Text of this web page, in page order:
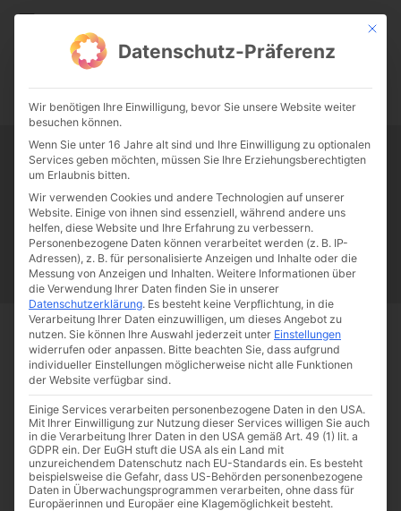
CATHWALK.DE
0:00 -:--
Tag:Konrad Graf von Preysing
Papst Franziskus Ehe Sex Liebe Familie
Katholizismus
Franziskus
50 Jahre Humanae vitae Katholische Kirche
Pius XII. und die Shoah
(2/2)
Start Schlagworte Konrad Graf von Preysing
Mit
Datenschutz-Präferenz
Wir benötigen Ihre Einwilligung, bevor Sie unsere Website weiter
besuchen können.
Wenn Sie unter 16 Jahre alt sind und Ihre Einwilligung zu optionalen
Services geben möchten, müssen Sie Ihre Erziehungsberechtigten
um Erlaubnis bitten.
Wir verwenden Cookies und andere Technologien auf unserer
Website. Einige von ihnen sind essenziell, während andere uns
helfen, diese Website und Ihre Erfahrung zu verbessern.
Personenbezogene Daten können verarbeitet werden (z. B. IP-
Adressen), z. B. für personalisierte Anzeigen und Inhalte oder die
Messung von Anzeigen und Inhalten. Weitere Informationen über
die Verwendung Ihrer Daten finden Sie in unserer
Datenschutzerklärung. Es besteht keine Verpflichtung, in die
Verarbeitung Ihrer Daten einzuwilligen, um dieses Angebot zu
nutzen. Sie können Ihre Auswahl jederzeit unter Einstellungen
widerrufen oder anpassen. Bitte beachten Sie, dass aufgrund
individueller Einstellungen möglicherweise nicht alle Funktionen
der Website verfügbar sind.
Einige Services verarbeiten personenbezogene Daten in den USA.
Mit Ihrer Einwilligung zur Nutzung dieser Services willigen Sie auch
in die Verarbeitung Ihrer Daten in den USA gemäß Art. 49 (1) lit. a
GDPR ein. Der EuGH stuft die USA als ein Land mit
unzureichendem Datenschutz nach EU-Standards ein. Es besteht
beispielsweise die Gefahr, dass US-Behörden personenbezogene
Daten in Überwachungsprogrammen verarbeiten, ohne dass für
Europäerinnen und Europäer eine Klagemöglichkeit besteht.